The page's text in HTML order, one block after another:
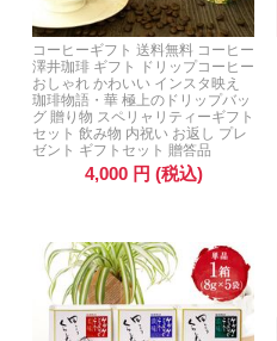
コーヒーギフト 送料無料 コーヒー
澤井珈琲 ギフト ドリップコーヒー
おしゃれ かわいい インスタ映え
珈琲物語・華 極上のドリップバッ
グ 贈り物 スペリャリティーギフト
セット 飲み物 内祝い お返し プレ
ゼント ギフトセット 贈答品
4,000 円 (税込)